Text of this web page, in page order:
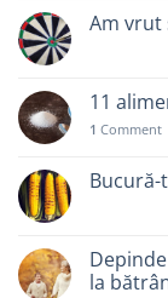
Am vrut
11
1 Comment
Bucură-
la